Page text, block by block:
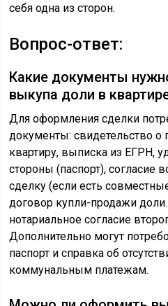
себя одна из сторон.
Вопрос-ответ:
Какие документы
выкупа доли в
Для оформления сделки
документы: свидетельство о
квартиру, выписка из ЕГРН,
стороны (паспорт), согласие
сделку (если есть
договор купли-продажи
нотариальное согласие
Дополнительно могут
паспорт и справка об
коммунальным платежам.